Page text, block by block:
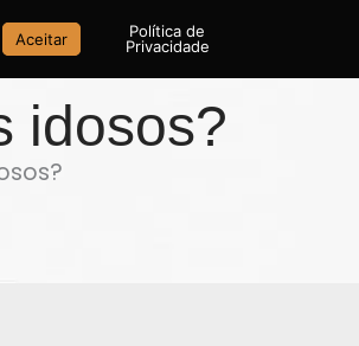
idosos?
Aceitar
Política de
Privacidade